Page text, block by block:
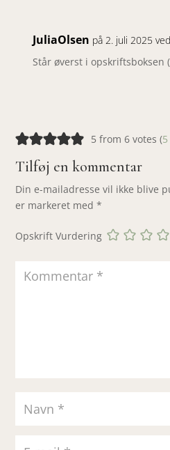
JuliaOlsen på 2. juli 2025
Står øverst i opskriftsboksen
5 from 6 votes (
Tilføj en kommentar
Din e-mailadresse vil ikke blive
er markeret med*
Opskrift Vurdering